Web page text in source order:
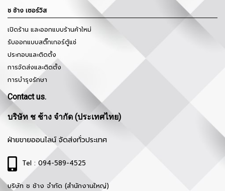
ช ช้าง เซอร์วิส
เปิดร้าน และออกแบบร้านค้าใหม่
รับออกแบบสติ๊กเกอร์ตู้แช่
ประกอบและติดตั้ง
การจัดส่งและติดตั้ง
การบำรุงรักษา
Contact us.
บริษัท ช ช้าง จำกัด (ประเทศไทย)
ฝ่ายขายออนไลน์ จัดส่งทั่วประเทศ
Tel : 094-589-4525
บริษัท ช ช้าง จำกัด (สำนักงานใหญ่)